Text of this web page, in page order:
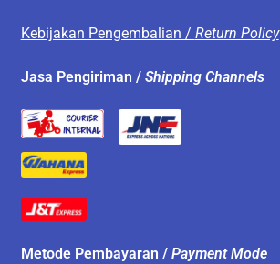
Kebijakan Pengembalian / Return Policy
Jasa Pengiriman / Shipping Channels
Metode Pembayaran / Payment Mode